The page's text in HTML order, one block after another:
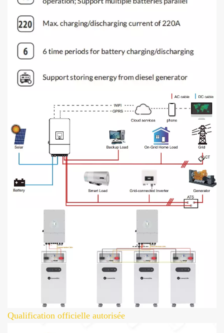
Qualification officielle autorisée